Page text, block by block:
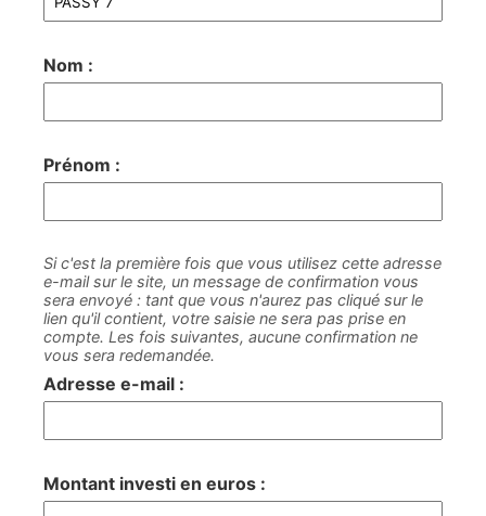
Nom :
Prénom :
Si c'est la première fois que vous utilisez cette adresse
e-mail sur le site, un message de confirmation vous
sera envoyé : tant que vous n'aurez pas cliqué sur le
lien qu'il contient, votre saisie ne sera pas prise en
compte. Les fois suivantes, aucune confirmation ne
vous sera redemandée.
Adresse e-mail :
Montant investi en euros :